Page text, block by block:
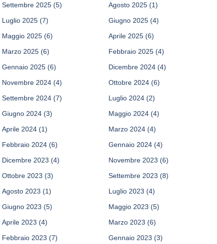
Settembre 2025 (5) Agosto 2025 (1)
Luglio 2025 (7) Giugno 2025 (4)
Maggio 2025 (6) Aprile 2025 (6)
Marzo 2025 (6) Febbraio 2025 (4)
Gennaio 2025 (6) Dicembre 2024 (4)
Novembre 2024 (4) Ottobre 2024 (6)
Settembre 2024 (7) Luglio 2024 (2)
Giugno 2024 (3) Maggio 2024 (4)
Aprile 2024 (1) Marzo 2024 (4)
Febbraio 2024 (6) Gennaio 2024 (4)
Dicembre 2023 (4) Novembre 2023 (6)
Ottobre 2023 (3) Settembre 2023 (8)
Agosto 2023 (1) Luglio 2023 (4)
Giugno 2023 (5) Maggio 2023 (5)
Aprile 2023 (4) Marzo 2023 (6)
Febbraio 2023 (7) Gennaio 2023 (3)